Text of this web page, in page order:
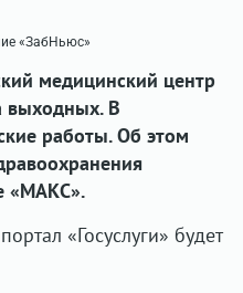
«ЗабНьюс»
медицинский центр
выходных. В
работы. Об этом
«МАКС».
«Госуслуги» будет